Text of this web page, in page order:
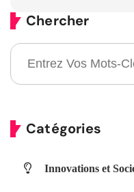
Chercher
Catégories
Innovations et